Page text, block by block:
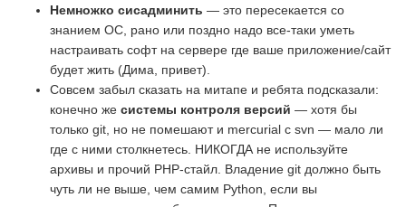
Немножко сисадминить — это пересекается со
знанием ОС, рано или поздно надо все-таки уметь
настраивать софт на сервере где ваше приложение/сайт
будет жить (Дима, привет).
Совсем забыл сказать на митапе и ребята подсказали:
конечно же системы контроля версий — хотя бы
только git, но не помешают и mercurial с svn — мало ли
где с ними столкнетесь. НИКОГДА не используйте
архивы и прочий PHP-стайл. Владение git должно быть
чуть ли не выше, чем самим Python, если вы